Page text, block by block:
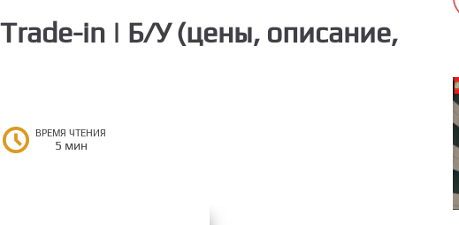
in | Б/У (цены, описание,
ВРЕМЯ ЧТЕНИЯ
5 мин